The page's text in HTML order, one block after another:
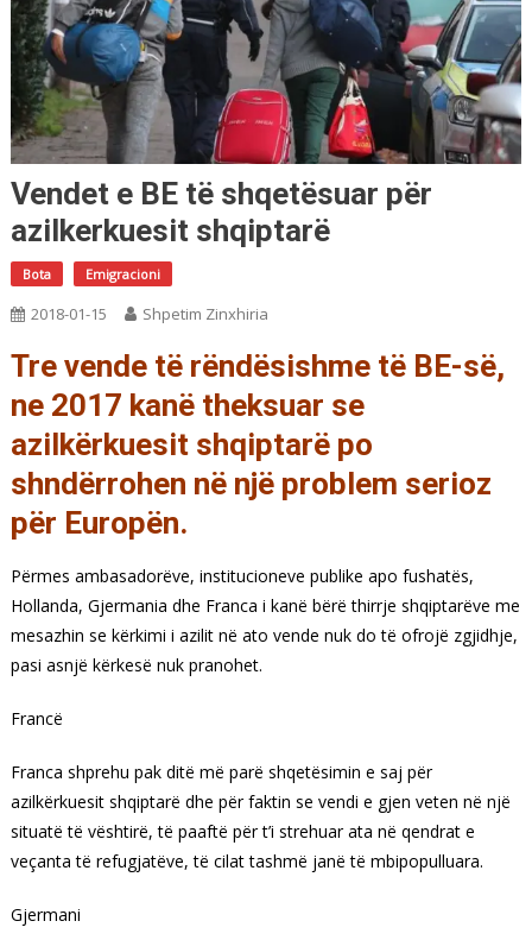
Vendet e BE të shqetësuar për
azilkerkuesit shqiptarë
Bota Emigracioni
2018-01-15 Shpetim Zinxhiria
Tre vende të rëndësishme të BE-së,
ne 2017 kanë theksuar se
azilkërkuesit shqiptarë po
shndërrohen në një problem serioz
për Europën.
Përmes ambasadorëve, institucioneve publike apo fushatës,
Hollanda, Gjermania dhe Franca i kanë bërë thirrje shqiptarëve me
mesazhin se kërkimi i azilit në ato vende nuk do të ofrojë zgjidhje,
pasi asnjë kërkesë nuk pranohet.
Francë
Franca shprehu pak ditë më parë shqetësimin e saj për
azilkërkuesit shqiptarë dhe për faktin se vendi e gjen veten në një
situatë të vështirë, të paaftë për t’i strehuar ata në qendrat e
veçanta të refugjatëve, të cilat tashmë janë të mbipopulluara.
Gjermani